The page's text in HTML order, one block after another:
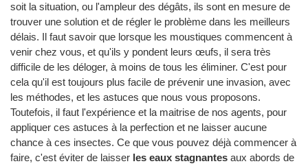
soit la situation, ou l'ampleur des dégâts, ils sont en mesure de
trouver une solution et de régler le problème dans les meilleurs
délais. Il faut savoir que lorsque les moustiques commencent à
venir chez vous, et qu'ils y pondent leurs œufs, il sera très
difficile de les déloger, à moins de tous les éliminer. C'est pour
cela qu'il est toujours plus facile de prévenir une invasion, avec
les méthodes, et les astuces que nous vous proposons.
Toutefois, il faut l'expérience et la maitrise de nos agents, pour
appliquer ces astuces à la perfection et ne laisser aucune
chance à ces insectes. Ce que vous pouvez déjà commencer à
faire, c'est éviter de laisser les eaux stagnantes aux abords de